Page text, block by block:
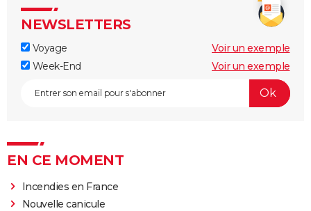
NEWSLETTERS
Voyage
Voir un exemple
Week-End
Voir un exemple
EN CE MOMENT
Incendies en France
Nouvelle canicule